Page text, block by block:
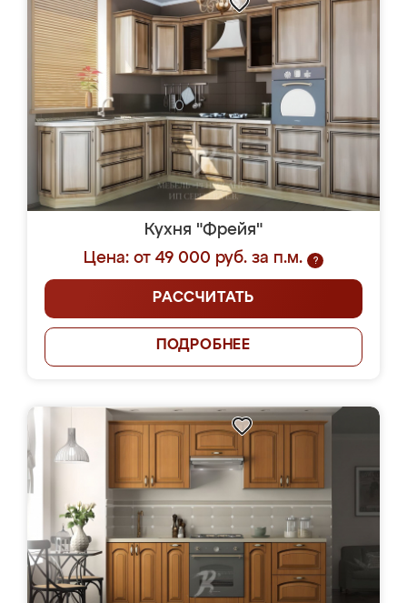
Кухня "Фрейя"
Цена: от 49 000 руб. за п.м.
?
РАССЧИТАТЬ
ПОДРОБНЕЕ